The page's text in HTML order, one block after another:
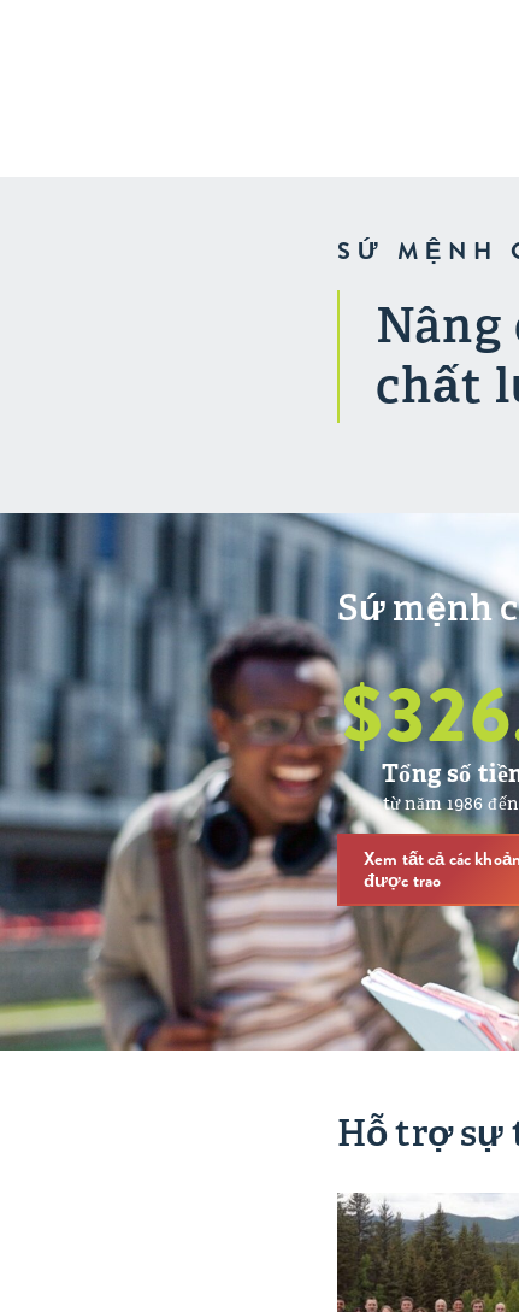
SỨ MỆNH
Nâng
chất
Sứ mệnh
$
Tổng số
từ năm 1986
Xem tất cả các
được trao
Hỗ trợ sự